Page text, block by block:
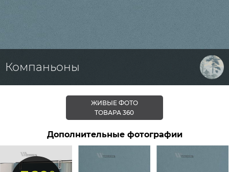
Компаньоны
ЖИВЫЕ ФОТО
ТОВАРА 360
Дополнительные фотографии